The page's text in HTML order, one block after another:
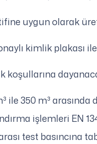
uygun olarak
kimlik plakası
koşullarına
ile 350 m³ arasında
işlemleri EN
test basıncına